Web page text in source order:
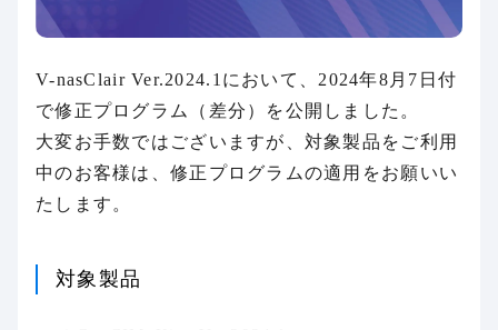
V-nasClair Ver.2024.1において、2024年8月7日付
で修正プログラム（差分）を公開しました。
大変お手数ではございますが、対象製品をご利用
中のお客様は、修正プログラムの適用をお願いい
たします。
対象製品